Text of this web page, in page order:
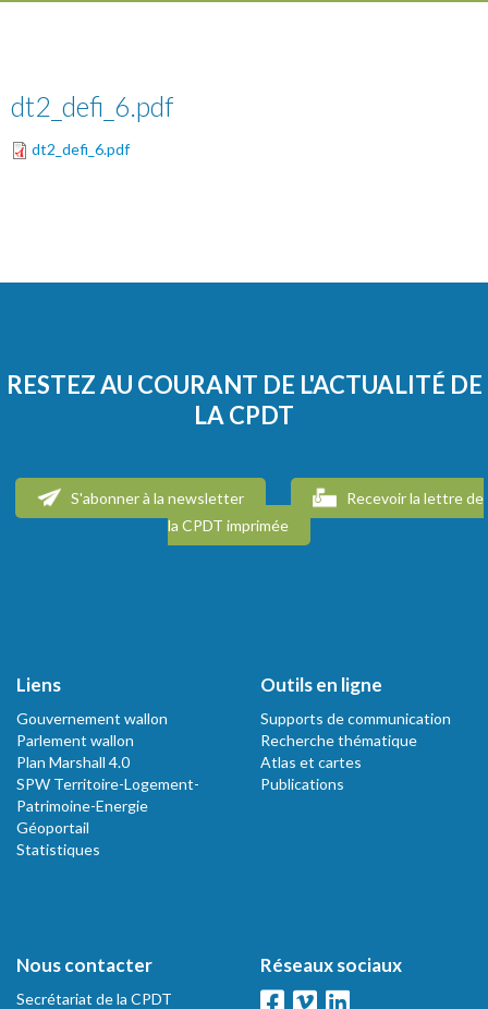
dt2_defi_6.pdf
dt2_defi_6.pdf
RESTEZ AU COURANT DE L'ACTUALITÉ DE
LA CPDT
S'abonner à la newsletter
Recevoir la lettre de
la CPDT imprimée
Liens
Gouvernement wallon
Parlement wallon
Plan Marshall 4.0
SPW Territoire-Logement-
Patrimoine-Energie
Géoportail
Statistiques
Outils en ligne
Supports de communication
Recherche thématique
Atlas et cartes
Publications
Nous contacter
Secrétariat de la CPDT
Réseaux sociaux